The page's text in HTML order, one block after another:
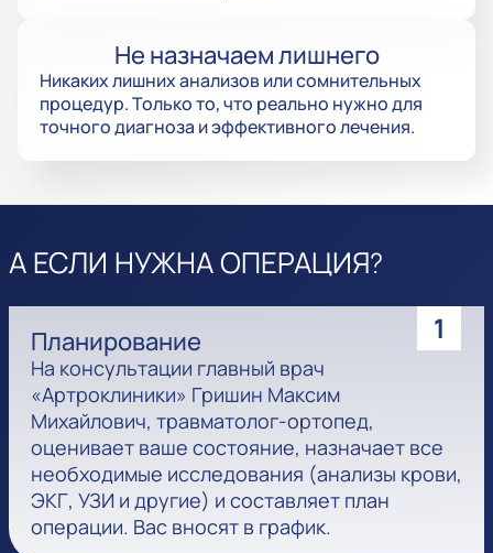
Не назначаем лишнего
Никаких лишних анализов или сомнительных
процедур. Только то, что реально нужно для
точного диагноза и эффективного лечения.
А ЕСЛИ НУЖНА ОПЕРАЦИЯ?
1
Планирование
На консультации главный врач
«Артроклиники» Гришин Максим
Михайлович, травматолог-ортопед,
оценивает ваше состояние, назначает все
необходимые исследования (анализы крови,
ЭКГ, УЗИ и другие) и составляет план
операции. Вас вносят в график.